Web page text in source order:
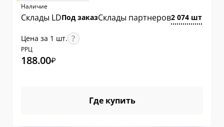
Наличие
Склады LDПод заказСклады партнеров2 074 шт
Цена за 1 шт.
РРЦ
188.00₽
Где купить